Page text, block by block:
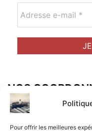
Pour offrir les meilleures
NOS
Adresse postal :
ALCF